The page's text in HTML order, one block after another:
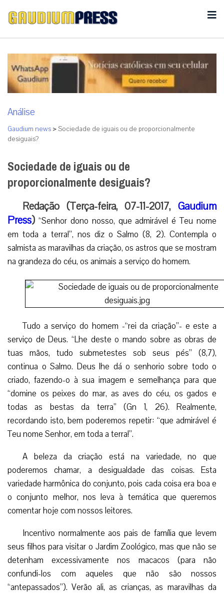
Análise
Gaudium news >Sociedade de iguais ou de proporcionalmente
desiguais?
Sociedade de iguais ou de
proporcionalmente desiguais?
Redação (Terça-feira, 07-11-2017, Gaudium
Press) “Senhor dono nosso, que admirável é Teu nome
em toda a terra!”, nos diz o Salmo (8, 2). Contempla o
salmista as maravilhas da criação, os astros que se mostram
na grandeza do céu, os animais a serviço do homem.
Tudo a serviço do homem -“rei da criação”- e este a
serviço de Deus. “Lhe deste o mando sobre as obras de
tuas mãos, tudo submetestes sob seus pés” (8,7),
continua o Salmo. Deus lhe dá o senhorio sobre todo o
criado, fazendo-o à sua imagem e semelhança para que
“domine os peixes do mar, as aves do céu, os gados e
todas as bestas da terra” (Gn 1, 26). Realmente,
recordando isto, bem poderemos repetir: “que admirável é
Teu nome Senhor, em toda a terra!”.
A beleza da criação está na variedade, no que
poderemos chamar, a desigualdade das coisas. Esta
variedade harmônica do conjunto, pois cada coisa era boa e
o conjunto melhor, nos leva à temática que queremos
comentar hoje com nossos leitores.
Incentivo normalmente aos pais de família que levem
seus filhos para visitar o Jardim Zoológico, mas que não se
detenham excessivamente nos macacos (para não
confundi-los com aqueles que não são nossos
“antepassados”). Verão ali, as crianças, as maravilhas da